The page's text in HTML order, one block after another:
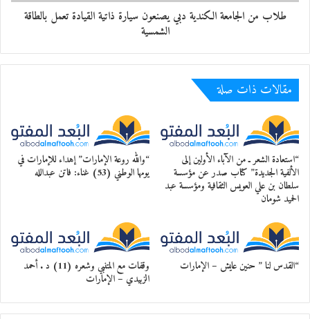
طلاب من الجامعة الكندية دبي يصنعون سيارة ذاتية القيادة تعمل بالطاقة
الشمسية
مقالات ذات صلة
“استعادة الشعر ـ من الآباء الأولين إلى
الألفية الجديدة” كتاب صدر عن مؤسسة
سلطان بن علي العويس الثقافية ومؤسسة عبد
الحميد شومان
“والله روعة الإمارات” إهداء للإمارات في
يومها الوطني (53) غناء: فاتن عبدالله
“القدس لنا ” حنين عايش – الإمارات وقفات مع المتنبي وشعره (11) د . أحمد
الزبيدي – الإمارات